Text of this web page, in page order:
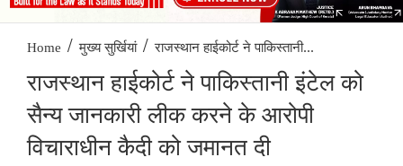
Home / मुख्य सुर्खियां / राजस्थान हाईकोर्ट ने पाकिस्तानी...
राजस्थान हाईकोर्ट ने पाकिस्तानी इंटेल को
सैन्य जानकारी लीक करने के आरोपी
विचाराधीन कैदी को जमानत दी